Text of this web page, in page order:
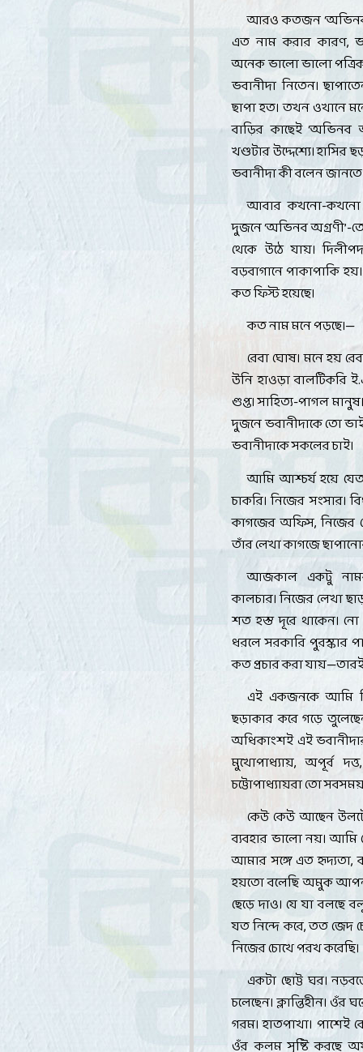
আরও কতজন‘
এত নাম করার কারণ,
অনেক ভালো ভালো
ভবানীদা নিতেন।
ছাপা হত। তখন ওখানে
বাড়ির কাছেই‘অভিনব
খণ্ডটার উদ্দেশ্যে।
ভবানীদা কী বলেন
আবার কখনো-কখনো
দুজনে‘অভিনব অগ্রণী’-
থেকে উঠে যায়।
বড়বাগানে পাকাপাকি
কত ফিস্ট হয়েছে।
কত নাম মনে পড়ছে।—
রেবা ঘোষ। মনে হয়
উনি হাওড়া বালটিকরি
গুপ্ত। সাহিত্য-পাগল
দুজনে ভবানীদাকে তো
ভবানীদাকে সকলের চাই।
আমি আশ্চর্য হয়ে
চাকরি। নিজের সংসার।
কাগজের অফিস,নিজের
তাঁর লেখা কাগজে
আজকাল একটু
কালচার। নিজের লেখা
শত হস্ত দূরে থাকেন।
ধরলে সরকারি পুরস্কার
কত প্রচার করা
এই একজনকে আমি
ছড়াকার করে গড়ে
অধিকাংশই এই
মুখোপাধ্যায়,অপূর্ব দত্ত
চট্টোপাধ্যায়রা তো
কেউ কেউ আছেন
ব্যবহার ভালো নয়। আমি
আমার সঙ্গে এত হৃদ্যতা,
হয়তো বলেছি অমুক
ছেড়ে দাও। যে যা বলছে
যত নিন্দে করে,তত জেদ
নিজের চোখে পরখ করেছি।
একটা ছোট্ট ঘর।
চলেছেন। ক্লান্তিহীন।
গরম। হাতপাখা। পাশেই
ওঁর কলম সৃষ্টি করছে